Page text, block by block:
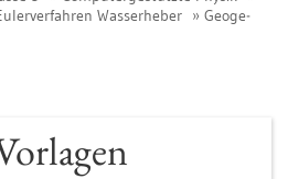
Was­ser­he­ber
Geo­ge­